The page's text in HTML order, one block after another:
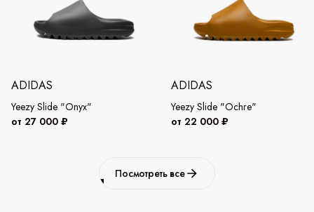
ADIDAS
Yeezy Slide "Onyx"
от 27 000 ₽
ADIDAS
Yeezy Slide "Ochre"
от 22 000 ₽
Посмотреть все